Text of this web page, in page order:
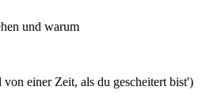
und warum
einer Zeit, als du gescheitert bist')